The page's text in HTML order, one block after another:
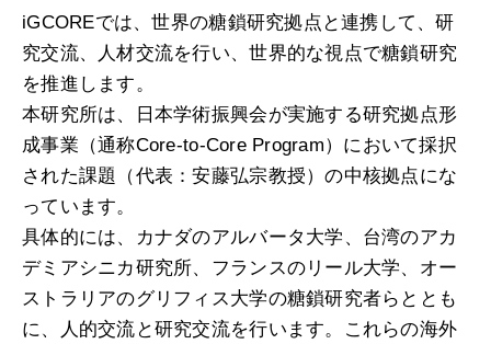
iGCOREでは、世界の糖鎖研究拠点と連携して、研
究交流、人材交流を行い、世界的な視点で糖鎖研究
を推進します。
本研究所は、日本学術振興会が実施する研究拠点形
成事業（通称Core-to-Core Program）において採択
された課題（代表：安藤弘宗教授）の中核拠点にな
っています。
具体的には、カナダのアルバータ大学、台湾のアカ
デミアシニカ研究所、フランスのリール大学、オー
ストラリアのグリフィス大学の糖鎖研究者らととも
に、人的交流と研究交流を行います。これらの海外